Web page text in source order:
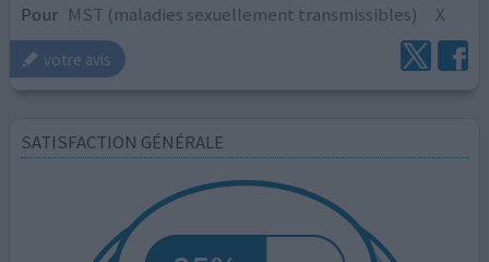
Pour MST (maladies sexuellement transmissibles) X
votre avis
SATISFACTION GÉNÉRALE